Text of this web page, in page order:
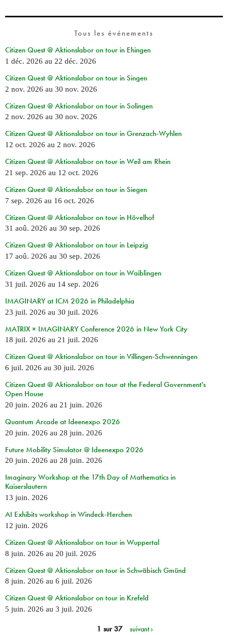
Tous les événements
Citizen Quest @ Aktionslabor on tour in Ehingen
1 déc. 2026 au 22 déc. 2026
Citizen Quest @ Aktionslabor on tour in Singen
2 nov. 2026 au 30 nov. 2026
Citizen Quest @ Aktionslabor on tour in Solingen
2 nov. 2026 au 30 nov. 2026
Citizen Quest @ Aktionslabor on tour in Grenzach-Wyhlen
12 oct. 2026 au 2 nov. 2026
Citizen Quest @ Aktionslabor on tour in Weil am Rhein
21 sep. 2026 au 12 oct. 2026
Citizen Quest @ Aktionslabor on tour in Siegen
7 sep. 2026 au 16 oct. 2026
Citizen Quest @ Aktionslabor on tour in Hövelhof
31 aoû. 2026 au 30 sep. 2026
Citizen Quest @ Aktionslabor on tour in Leipzig
17 aoû. 2026 au 30 sep. 2026
Citizen Quest @ Aktionslabor on tour in Waiblingen
31 juil. 2026 au 14 sep. 2026
IMAGINARY at ICM 2026 in Philadelphia
23 juil. 2026 au 30 juil. 2026
MATRIX × IMAGINARY Conference 2026 in New York City
18 juil. 2026 au 21 juil. 2026
Citizen Quest @ Aktionslabor on tour in Villingen-Schwenningen
6 juil. 2026 au 30 juil. 2026
Citizen Quest @ Aktionslabor on tour at the Federal Government's
Open House
20 juin. 2026 au 21 juin. 2026
Quantum Arcade at Ideenexpo 2026
20 juin. 2026 au 28 juin. 2026
Future Mobility Simulator @ Ideenexpo 2026
20 juin. 2026 au 28 juin. 2026
Imaginary Workshop at the 17th Day of Mathematics in
Kaiserslautern
13 juin. 2026
AI Exhibits workshop in Windeck-Herchen
12 juin. 2026
Citizen Quest @ Aktionslabor on tour in Wuppertal
8 juin. 2026 au 20 juil. 2026
Citizen Quest @ Aktionslabor on tour in Schwäbisch Gmünd
8 juin. 2026 au 6 juil. 2026
Citizen Quest @ Aktionslabor on tour in Krefeld
5 juin. 2026 au 3 juil. 2026
1 sur 37 suivant ›